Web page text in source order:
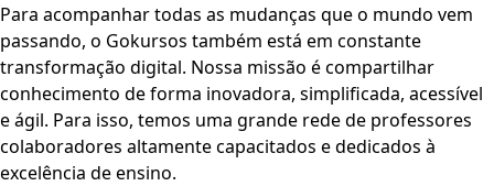
Para acompanhar todas as mudanças que o mundo vem
passando, o Gokursos também está em constante
transformação digital. Nossa missão é compartilhar
conhecimento de forma inovadora, simplificada, acessível
e ágil. Para isso, temos uma grande rede de professores
colaboradores altamente capacitados e dedicados à
excelência de ensino.